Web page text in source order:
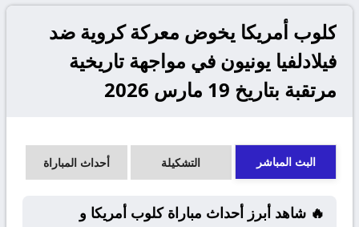
كلوب أمريكا يخوض معركة كروية ضد
فيلادلفيا يونيون في مواجهة تاريخية
مرتقبة بتاريخ 19 مارس 2026
البث المباشر التشكيلة أحداث المباراة
🔥 شاهد أبرز أحداث مباراة كلوب أمريكا و